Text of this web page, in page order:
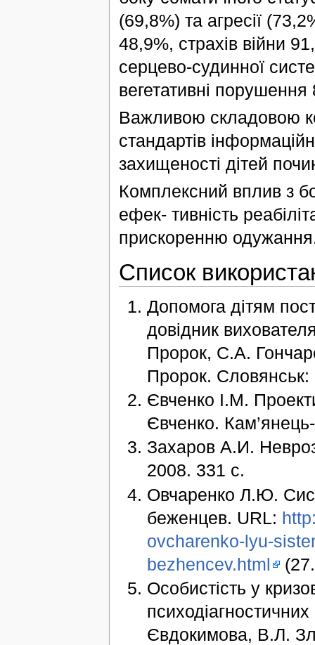
(69,8%) та агресії
48,9%, страхів війни
серцево-судинної
вегетативні порушення
Важливою складовою
стандартів
захищеності дітей
Комплексний вплив з
ефек- тивність
прискоренню
Список
Допомога дітям
довідник
Пророк, С.А.
Пророк.
Євченко І.М.
Євченко.
Захаров А.И.
2008. 331 с.
Овчаренко Л.Ю.
беженцев. URL:
ovcharenko-lyu-
bezhencev.html
Особистість у
Євдокимова, В.Л.